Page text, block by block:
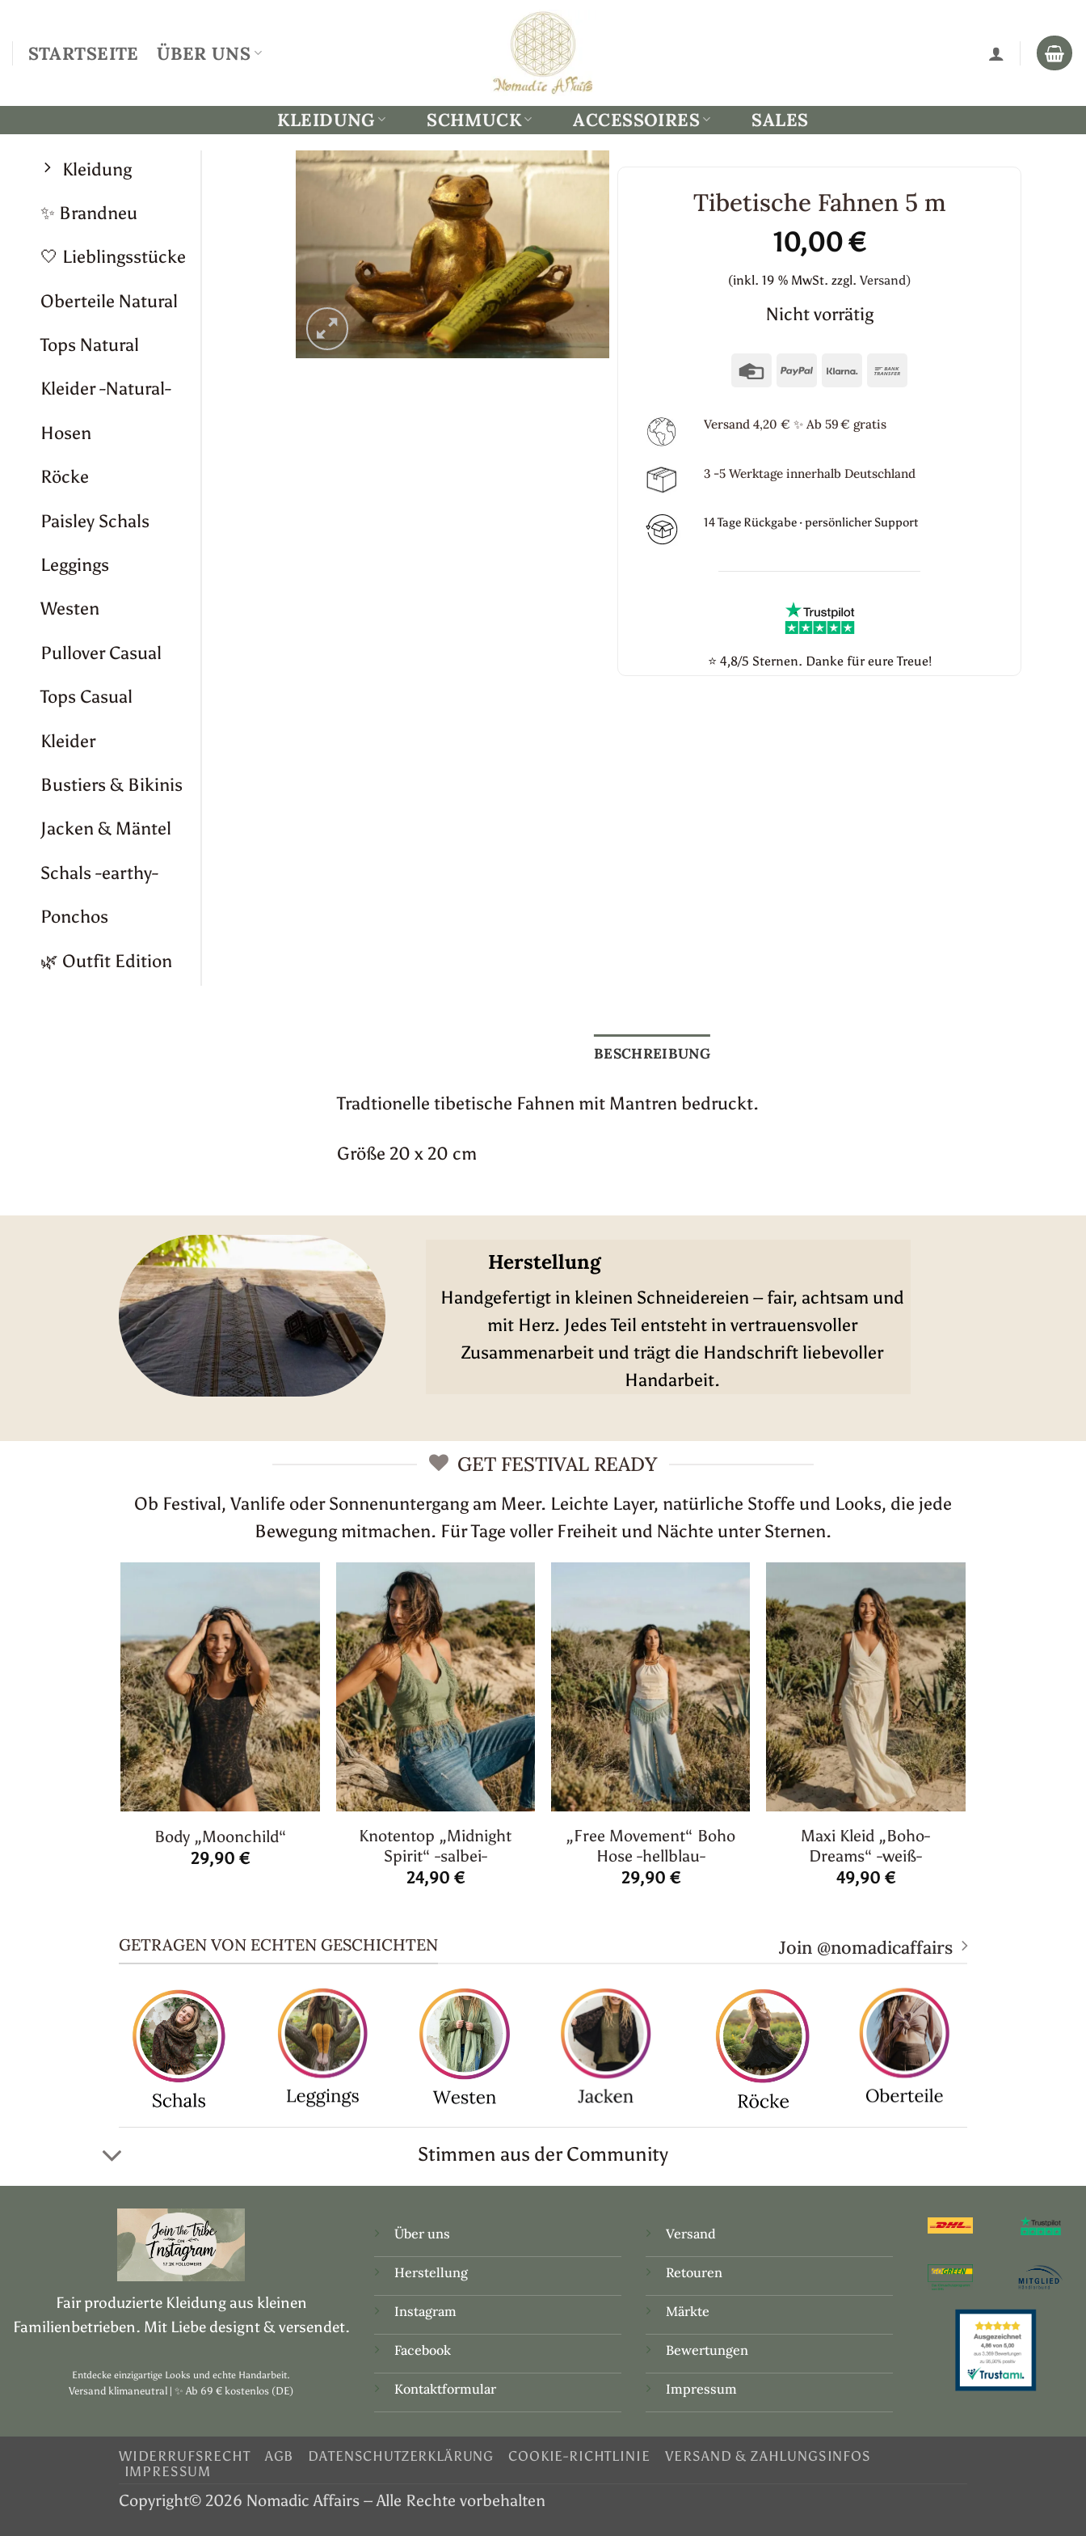
Inhalt
springen
STARTSEITE ÜBER UNS
KLEIDUNG SCHMUCK ACCESSOIRES SALES
Kleidung
✨ Brandneu
🤍 Lieblingsstücke
Oberteile Natural
Tops Natural
Kleider -Natural-
Hosen
Röcke
Paisley Schals
Leggings
Westen
Pullover Casual
Tops Casual
Kleider
Bustiers & Bikinis
Jacken & Mäntel
Schals -earthy-
Ponchos
🌿 Outfit Edition
Tibetische Fahnen 5 m
10,00€
(inkl. 19 % MwSt. zzgl. Versand)
Nicht vorrätig
CreditPayPalKlarna
Versand 4,20 € ✨Ab 59 € gratis
3 -5 Werktage innerhalb Deutschland
14 Tage Rückgabe · persönlicher Support
⭐ 4,8/5 Sternen. Danke für eure Treue!
BESCHREIBUNG
Tradtionelle tibetische Fahnen mit Mantren bedruckt.
Größe 20 x 20 cm
Herstellung
Handgefertigt in kleinen Schneidereien – fair, achtsam und
mit Herz. Jedes Teil entsteht in vertrauensvoller
Zusammenarbeit und trägt die Handschrift liebevoller
Handarbeit.
GET FESTIVAL READY
Ob Festival, Vanlife oder Sonnenuntergang am Meer. Leichte Layer, natürliche Stoffe und Looks, die jede
Bewegung mitmachen. Für Tage voller Freiheit und Nächte unter Sternen.
Body „Moonchild“
29,90€
Knotentop „Midnight
Spirit“ -salbei-
24,90 €
„Free Movement“ Boho
Hose -hellblau-
29,90 €
Maxi Kleid „Boho-
Dreams“ -weiß-
49,90 €
GETRAGEN VON ECHTEN GESCHICHTEN Join @nomadicaffairs
Stimmen aus der Community
Fair produzierte Kleidung aus kleinen
Familienbetrieben. Mit Liebe designt & versendet.
Entdecke einzigartige Looks und echte Handarbeit.
Versand klimaneutral | ✨ Ab 69 € kostenlos (DE)
Über uns
Herstellung
Instagram
Facebook
Kontaktformular
Versand
Retouren
Märkte
Bewertungen
Impressum
WIDERRUFSRECHT AGB DATENSCHUTZERKLÄRUNG COOKIE-RICHTLINIE
VERSAND & ZAHLUNGSINFOS
IMPRESSUM
Copyright© 2026 Nomadic Affairs – Alle Rechte vorbehalten